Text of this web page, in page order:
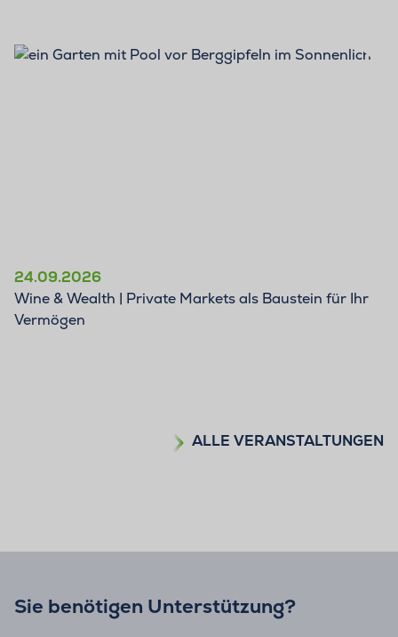
24.09.2026
Wine & Wealth | Private Markets als Baustein für Ihr
Vermögen
ALLE VERANSTALTUNGEN
Sie benötigen Unterstützung?